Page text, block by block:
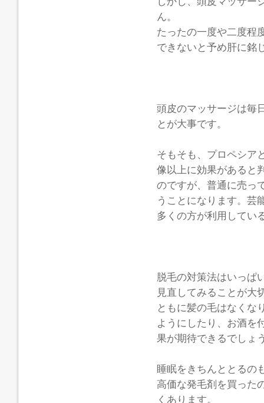
ん。
たったの一度や二度程
できないと予め肝に銘
頭皮のマッサージは毎
とが大事です。
そもそも、プロペシア
像以上に効果があると
のですが、普通に売っ
うことになります。芸
多くの方が利用してい
脱毛の対策法はいっぱ
見直してみることが大
ともに髪の毛はなくな
ようにしたり、お酒を
果が期待できるでしょ
睡眠をきちんととるの
高価な発毛剤を買った
くあります。